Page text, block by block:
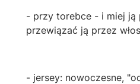
- przy torebce - i miej ją
przewiązać ją przez
- jersey: nowoczesne,